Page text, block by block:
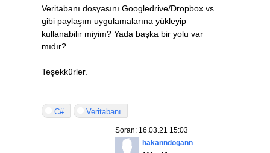
Veritabanı dosyasını Googledrive/Dropbox vs.
gibi paylaşım uygulamalarına yükleyip
kullanabilir miyim? Yada başka bir yolu var
mıdır?
Teşekkürler.
C# Veritabanı
Soran: 16.03.21 15:03
hakanndogann